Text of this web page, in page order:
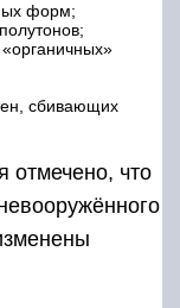
форм;
сбивающих
отмечено, что